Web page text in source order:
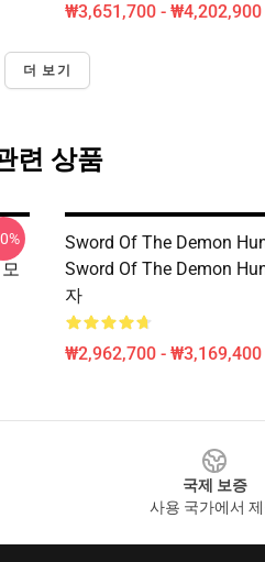
₩3,651,700 - ₩4,202,900
더 보기
련 상품
Sword Of The Demon
Sword Of The Demon
자
₩2,962,700 - ₩3,169,400
국제 보증
사용 국가에서